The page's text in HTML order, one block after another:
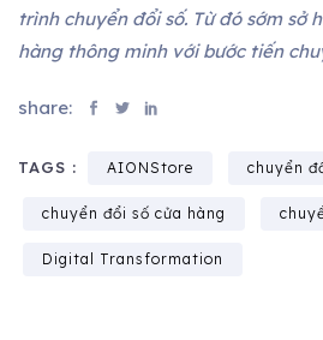
trình chuyển đổi số. Từ đó sớm sở
hàng thông minh với bước tiến
share:
TAGS : AIONStore chuyển
chuyển đổi số cửa hàng
Digital Transformation